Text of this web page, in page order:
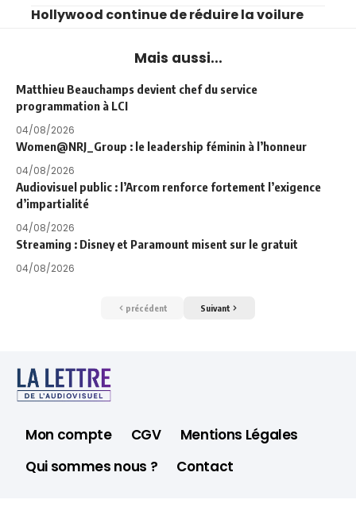
Hollywood continue de réduire la voilure
Mais aussi...
Matthieu Beauchamps devient chef du service
programmation à LCI
04/08/2026
Women@NRJ_Group : le leadership féminin à l’honneur
04/08/2026
Audiovisuel public : l’Arcom renforce fortement l’exigence
d’impartialité
04/08/2026
Streaming : Disney et Paramount misent sur le gratuit
04/08/2026
précédent Suivant
Mon compte CGV
Mentions Légales
Qui sommes nous ?
Contact